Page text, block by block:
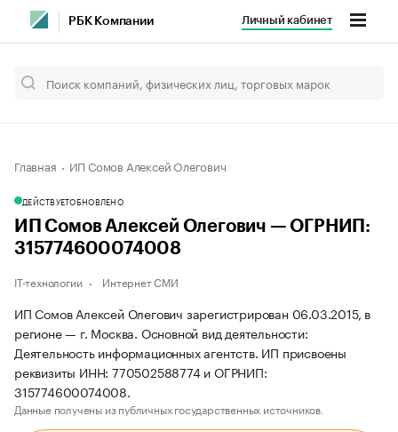
РБК Компании Личный кабинет
Главная ИП Сомов Алексей Олегович
ДЕЙСТВУЕТОБНОВЛЕНО
ИП Сомов Алексей Олегович — ОГРНИП:
315774600074008
IT-технологии Интернет СМИ
ИП Сомов Алексей Олегович зарегистрирован 06.03.2015, в
регионе — г. Москва. Основной вид деятельности:
Деятельность информационных агентств. ИП присвоены
реквизиты ИНН: 770502588774 и ОГРНИП:
315774600074008.
Данные получены из публичных государственных источников.